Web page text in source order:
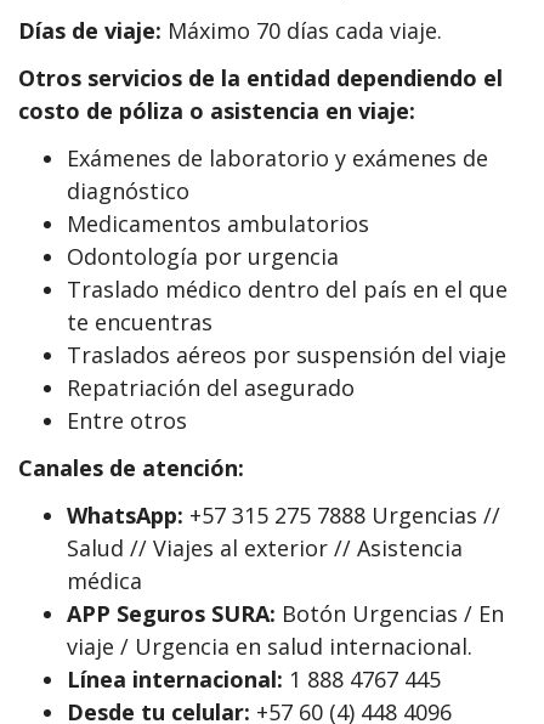
Días de viaje: Máximo 70 días cada viaje.
Otros servicios de la entidad dependiendo el
costo de póliza o asistencia en viaje:
Exámenes de laboratorio y exámenes de
diagnóstico
Medicamentos ambulatorios
Odontología por urgencia
Traslado médico dentro del país en el que
te encuentras
Traslados aéreos por suspensión del viaje
Repatriación del asegurado
Entre otros
Canales de atención:
WhatsApp: +57 315 275 7888 Urgencias //
Salud // Viajes al exterior // Asistencia
médica
APP Seguros SURA: Botón Urgencias / En
viaje / Urgencia en salud internacional.
Línea internacional: 1 888 4767 445
Desde tu celular: +57 60 (4) 448 4096